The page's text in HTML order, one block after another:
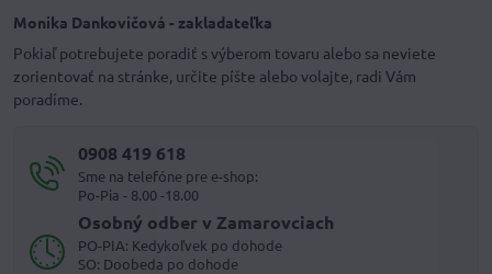
Monika Dankovičová - zakladateľka
Pokiaľ potrebujete poradiť s výberom tovaru alebo sa neviete
zorientovať na stránke, určite píšte alebo volajte, radi Vám
poradíme.
0908 419 618
Sme na telefóne pre e-shop:
Po-Pia - 8.00 -18.00
Osobný odber v Zamarovciach
PO-PIA: Kedykoľvek po dohode
SO: Doobeda po dohode